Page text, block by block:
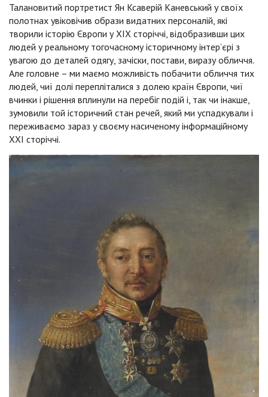
Талановитий портретист Ян Ксаверій Каневський у своїх
полотнах увіковічив образи видатних персоналій, які
творили історію Європи у ХІХ сторіччі, відобразивши цих
людей у реальному тогочасному історичному інтер’єрі з
увагою до деталей одягу, зачіски, постави, виразу обличчя.
Але головне – ми маємо можливість побачити обличчя тих
людей, чиї долі перепліталися з долею країн Європи, чиї
вчинки і рішення вплинули на перебіг подій і, так чи інакше,
зумовили той історичний стан речей, який ми успадкували і
переживаємо зараз у своєму насиченому інформаційному
ХХІ сторіччі.